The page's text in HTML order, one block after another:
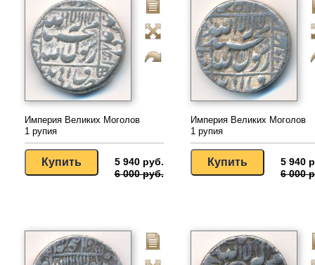
Империя Великих Моголов
1 рупия
5 940 руб.
6 000 руб.
Империя Великих Моголов
1 рупия
5 940
6 000